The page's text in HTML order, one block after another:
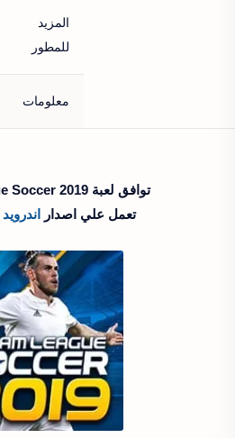
المزيد
للمطور
معلومات
توافق لعبة Dream League Soccer 2019‏
تعمل علي اصدار
اندرويد